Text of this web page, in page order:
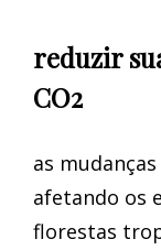
reduzir
CO2
as
afetando os
florestas